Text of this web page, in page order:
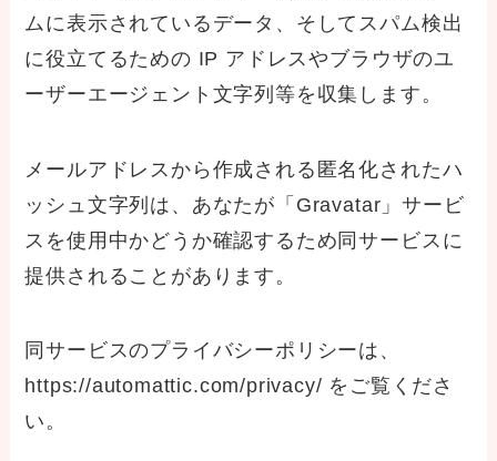
ムに表示されているデータ、そしてスパム検出
に役立てるための IP アドレスやブラウザのユ
ーザーエージェント文字列等を収集します。
メールアドレスから作成される匿名化されたハ
ッシュ文字列は、あなたが「Gravatar」サービ
スを使用中かどうか確認するため同サービスに
提供されることがあります。
同サービスのプライバシーポリシーは、
https://automattic.com/privacy/ をご覧くださ
い。